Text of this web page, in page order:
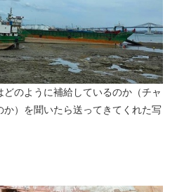
のように補給しているのか（チャ
）を聞いたら送ってきてくれた写